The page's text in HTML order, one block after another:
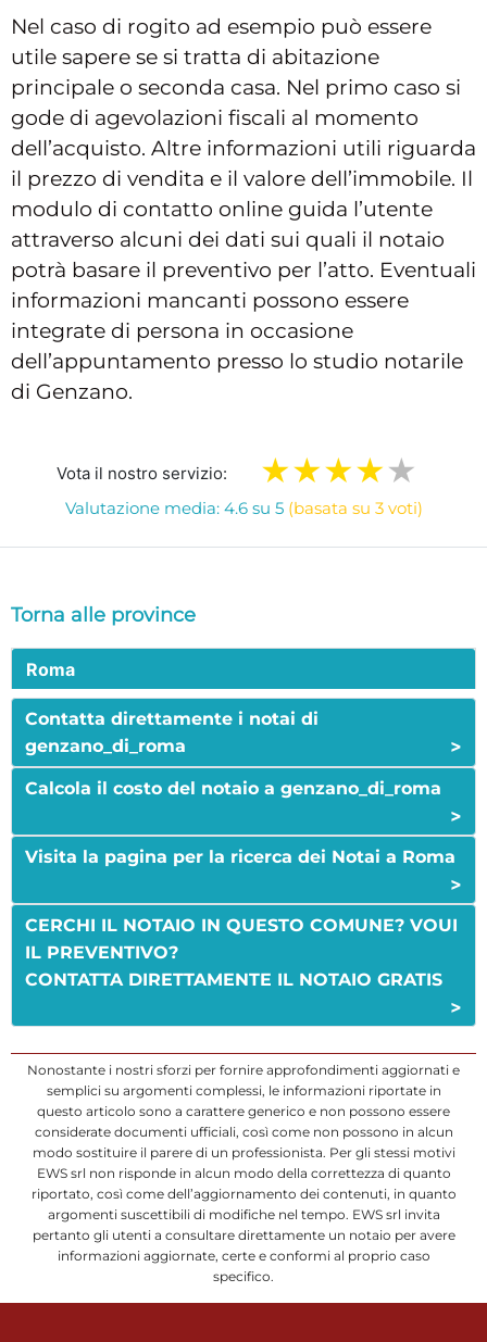
Nel caso di rogito ad esempio può essere
utile sapere se si tratta di abitazione
principale o seconda casa. Nel primo caso si
gode di agevolazioni fiscali al momento
dell’acquisto. Altre informazioni utili riguarda
il prezzo di vendita e il valore dell’immobile. Il
modulo di contatto online guida l’utente
attraverso alcuni dei dati sui quali il notaio
potrà basare il preventivo per l’atto. Eventuali
informazioni mancanti possono essere
integrate di persona in occasione
dell’appuntamento presso lo studio notarile
di Genzano.
Vota il nostro servizio:
Valutazione media: 4.6 su 5 (basata su 3 voti)
Torna alle province
Roma
Contatta direttamente i notai di
genzano_di_roma
>
Calcola il costo del notaio a genzano_di_roma
>
Visita la pagina per la ricerca dei Notai a Roma
>
CERCHI IL NOTAIO IN QUESTO COMUNE? VOUI
IL PREVENTIVO?
CONTATTA DIRETTAMENTE IL NOTAIO GRATIS
>
Nonostante i nostri sforzi per fornire approfondimenti aggiornati e
semplici su argomenti complessi, le informazioni riportate in
questo articolo sono a carattere generico e non possono essere
considerate documenti ufficiali, così come non possono in alcun
modo sostituire il parere di un professionista. Per gli stessi motivi
EWS srl non risponde in alcun modo della correttezza di quanto
riportato, così come dell’aggiornamento dei contenuti, in quanto
argomenti suscettibili di modifiche nel tempo. EWS srl invita
pertanto gli utenti a consultare direttamente un notaio per avere
informazioni aggiornate, certe e conformi al proprio caso
specifico.